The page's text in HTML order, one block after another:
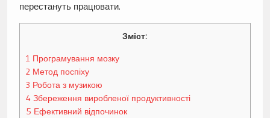
перестануть працювати.
Зміст:
1 Програмування мозку
2Метод поспіху
3 Робота з музикою
4 Збереження виробленої продуктивності
5 Ефективний відпочинок